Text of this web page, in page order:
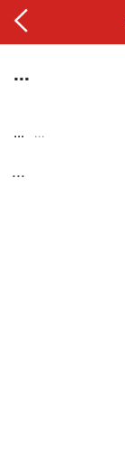
...
... ...
...